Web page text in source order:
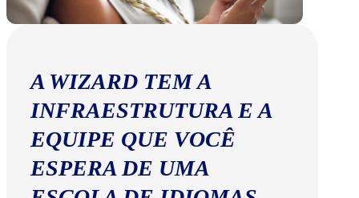
A WIZARD TEM A
INFRAESTRUTURA E A
EQUIPE QUE VOCÊ
ESPERA DE UMA